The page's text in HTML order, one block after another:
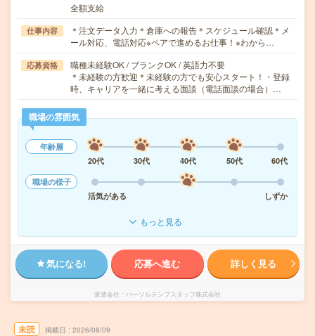
全額支給
仕事内容
＊注文データ入力＊倉庫への報告＊スケジュール確認＊メ
ール対応、電話対応※ペアで進めるお仕事！※わから…
応募資格
職種未経験OK / ブランクOK / 英語力不要
＊未経験の方歓迎＊未経験の方でも安心スタート！・登録
時、キャリアを一緒に考える面談（電話面談の場合）…
職場の雰囲気
年齢層
20代
30代 40代 50代
60代
職場の様子
活気がある
しずか
もっと見る
気になる! 応募へ進む 詳しく見る
派遣会社 パーソルテンプスタッフ株式会社
未読 掲載日 2026/08/09